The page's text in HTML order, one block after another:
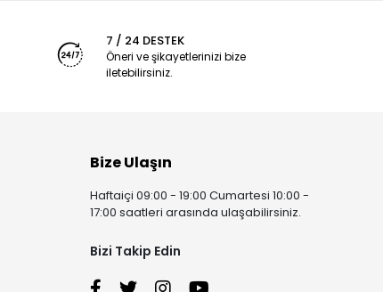
7 / 24 DESTEK
Öneri ve şikayetlerinizi bize
iletebilirsiniz.
Bize Ulaşın
Haftaiçi 09:00 - 19:00 Cumartesi 10:00 -
17:00 saatleri arasında ulaşabilirsiniz.
Bizi Takip Edin